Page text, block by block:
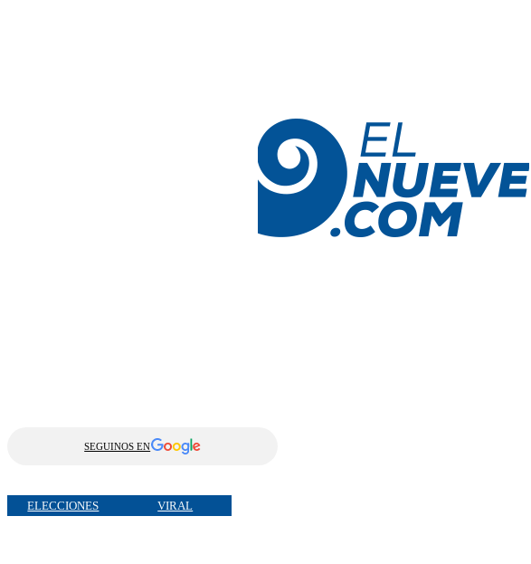
SEGUINOS EN
ELECCIONES VIRAL